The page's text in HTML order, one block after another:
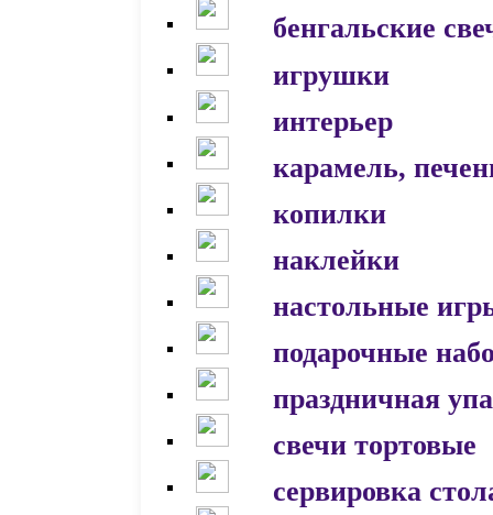
бенгальские
игрушки
интерьер
карамель,
копилки
наклейки
настольные
подарочные
праздничная
свечи тортовые
сервировка